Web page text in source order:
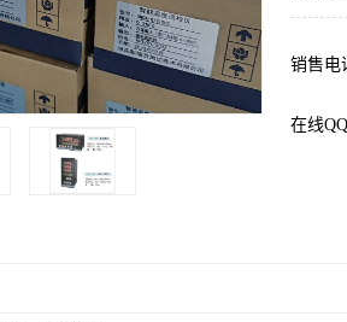
销售电
在线QQ